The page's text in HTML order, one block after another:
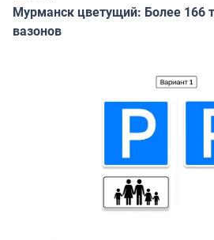
Мурманск цветущий: Более 166
вазонов